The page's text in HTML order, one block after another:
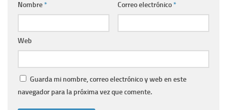
Nombre* Correo electrónico*
Web
Guarda mi nombre, correo electrónico y web en este
navegador para la próxima vez que comente.